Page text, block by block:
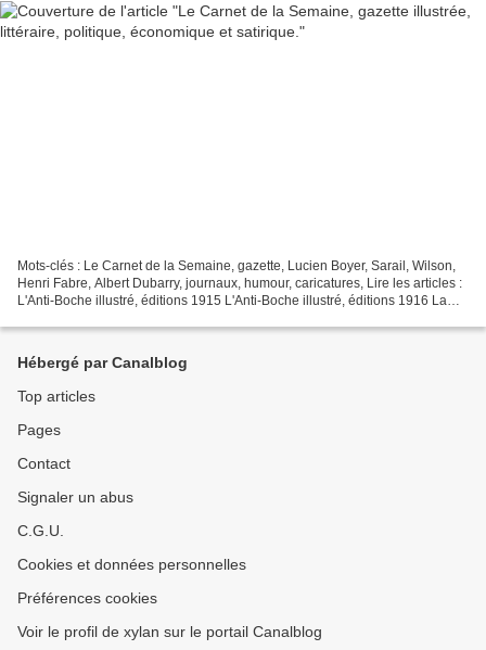
Mots-clés : Le Carnet de la Semaine, gazette, Lucien Boyer, Sarail, Wilson,
Henri Fabre, Albert Dubarry, journaux, humour, caricatures, Lire les articles :
L'Anti-Boche illustré, éditions 1915 L'Anti-Boche illustré, éditions 1916 La
Hébergé par Canalblog
Top articles
Pages
Contact
Signaler un abus
C.G.U.
Cookies et données personnelles
Préférences cookies
Voir le profil de xylan sur le portail Canalblog